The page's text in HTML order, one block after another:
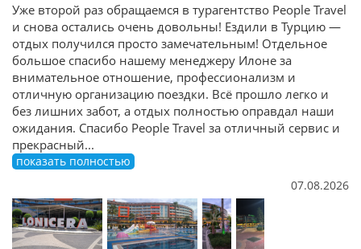
Уже второй раз обращаемся в турагентство People Travel
и снова остались очень довольны! Ездили в Турцию —
отдых получился просто замечательным! Отдельное
большое спасибо нашему менеджеру Илоне за
внимательное отношение, профессионализм и
отличную организацию поездки. Всё прошло легко и
без лишних забот, а отдых полностью оправдал наши
ожидания. Спасибо People Travel за отличный сервис и
прекрасный...
показать полностью
07.08.2026